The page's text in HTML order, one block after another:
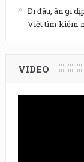
Đi đâu, ăn gì
Việt tìm kiếm
VIDEO